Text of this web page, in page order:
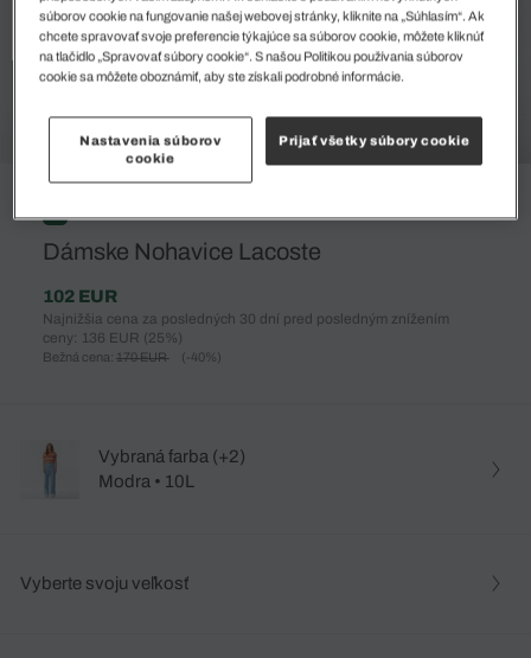
%
Dámske Nohavice Lacoste
102 EUR
Najnižšia cena za posledných 30 dní pred posledným znížením
ceny: 136 EUR (25%)
Bežná cena: 170 EUR (-40%)
Vybraná farba (+2)
Modra • 10L
Vyberte svoju veľkosť
súborov cookie na fungovanie našej webovej stránky, kliknite na „Súhlasím“. Ak
chcete spravovať svoje preferencie týkajúce sa súborov cookie, môžete kliknúť
na tlačidlo „Spravovať súbory cookie“. S našou Politikou používania súborov
cookie sa môžete oboznámiť, aby ste získali podrobné informácie.
Nastavenia súborov
cookie
Prijať všetky súbory cookie